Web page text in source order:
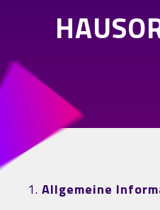
Allgemeine